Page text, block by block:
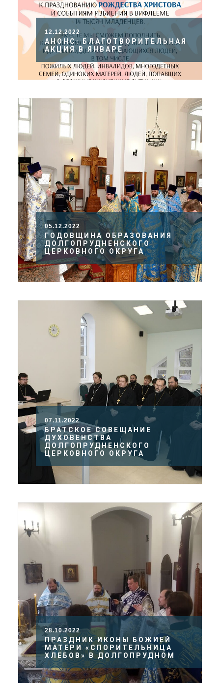
12.12.2022
АНОНС: БЛАГОТВОРИТЕЛЬНАЯ
АКЦИЯ В ЯНВАРЕ
05.12.2022
ГОДОВЩИНА ОБРАЗОВАНИЯ
ДОЛГОПРУДНЕНСКОГО
ЦЕРКОВНОГО ОКРУГА
07.11.2022
БРАТСКОЕ СОВЕЩАНИЕ
ДУХОВЕНСТВА
ДОЛГОПРУДНЕНСКОГО
ЦЕРКОВНОГО ОКРУГА
28.10.2022
ПРАЗДНИК ИКОНЫ БОЖИЕЙ
МАТЕРИ «СПОРИТЕЛЬНИЦА
ХЛЕБОВ» В ДОЛГОПРУДНОМ